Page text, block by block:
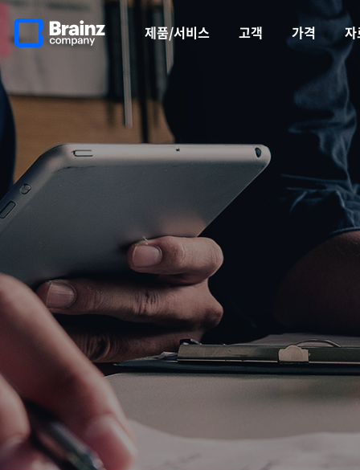
반복영역
건너뛰기
제품/서비스 고객 가격
메인
페이지로